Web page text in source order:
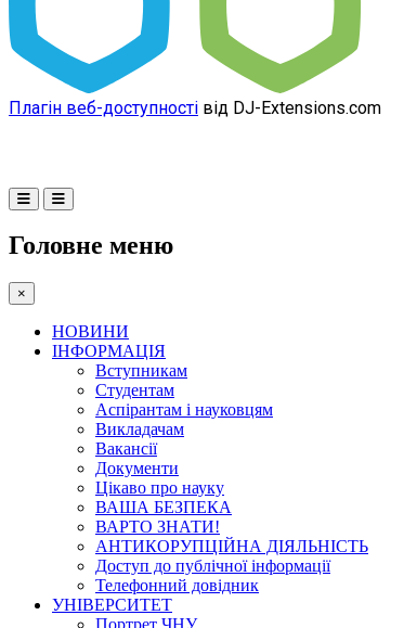
Плагін веб-доступності від DJ-Extensions.com
Головне меню
×
НОВИНИ
ІНФОРМАЦІЯ
Вступникам
Студентам
Аспірантам і науковцям
Викладачам
Вакансії
Документи
Цікаво про науку
ВАША БЕЗПЕКА
ВАРТО ЗНАТИ!
АНТИКОРУПЦІЙНА ДІЯЛЬНІСТЬ
Доступ до публічної інформації
Телефонний довідник
УНІВЕРСИТЕТ